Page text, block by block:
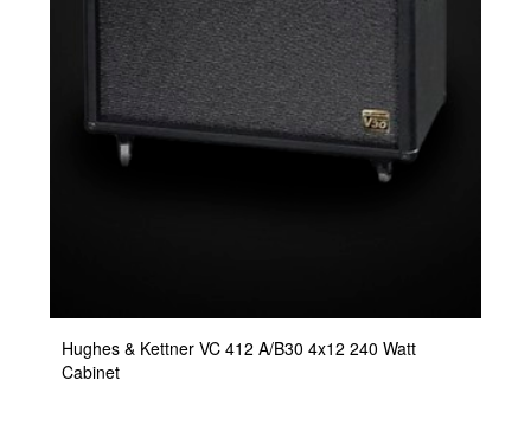
Hughes & Kettner VC 412 A/B30 4x12 240 Watt
Cabinet